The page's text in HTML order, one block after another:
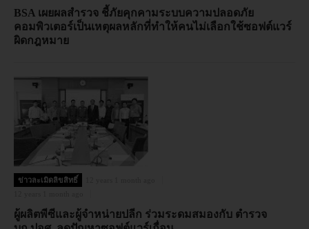
BSA เผยผลสำรวจ ชี้ภัยคุกคามระบบความปลอดภัย
คอมพิวเตอร์เป็นเหตุผลหลักที่ทำให้คนไม่เลือกใช้ซอฟต์แวร์
ผิดกฎหมาย
ข่าวละเมิดลิขสิทธิ์
ผู้ผลิตพีซีและผู้จำหน่ายปลีก ร่วมระดมสมองกับ ตำรวจ